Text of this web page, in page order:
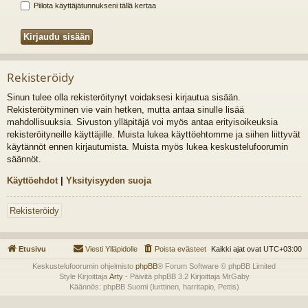
Piilota käyttäjätunnukseni tällä kertaa
Rekisteröidy
Sinun tulee olla rekisteröitynyt voidaksesi kirjautua sisään.
Rekisteröityminen vie vain hetken, mutta antaa sinulle lisää
mahdollisuuksia. Sivuston ylläpitäjä voi myös antaa erityisoikeuksia
rekisteröityneille käyttäjille. Muista lukea käyttöehtomme ja siihen liittyvät
käytännöt ennen kirjautumista. Muista myös lukea keskustelufoorumin
säännöt.
Käyttöehdot | Yksityisyyden suoja
Rekisteröidy
Etusivu Kaikki ajat ovat UTC+03:00
Poista evästeet
Viesti Ylläpidolle
Keskustelufoorumin ohjelmisto phpBB® Forum Software © phpBB Limited
Style Kirjoittaja Arty- Päivitä phpBB 3.2 Kirjoittaja MrGaby
Käännös: phpBB Suomi (lurttinen, harritapio, Pettis)